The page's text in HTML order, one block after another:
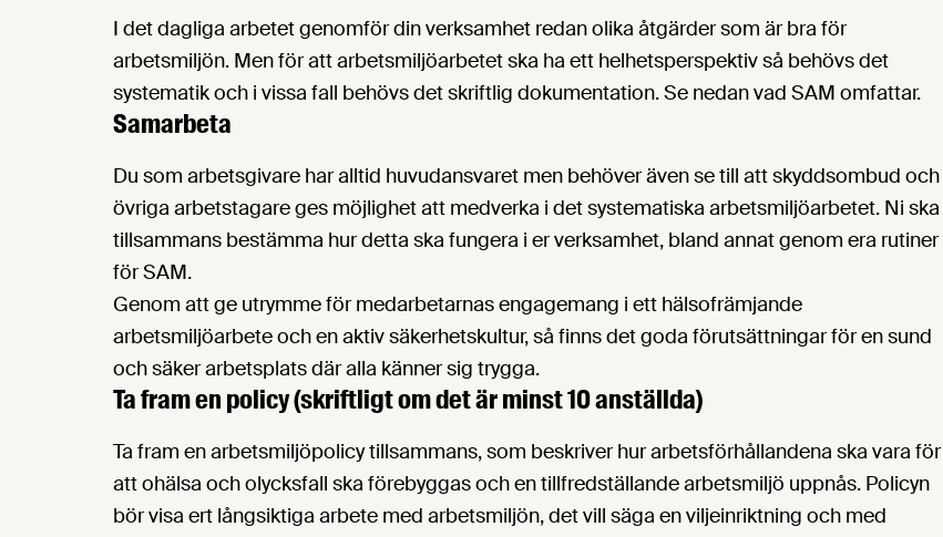
I det dagliga arbetet genomför din verksamhet redan olika åtgärder som är bra för
arbetsmiljön. Men för att arbetsmiljöarbetet ska ha ett helhetsperspektiv så behövs det
systematik och i vissa fall behövs det skriftlig dokumentation. Se nedan vad SAM omfattar.
Samarbeta
Du som arbetsgivare har alltid huvudansvaret men behöver även se till att skyddsombud och
övriga arbetstagare ges möjlighet att medverka i det systematiska arbetsmiljöarbetet. Ni ska
tillsammans bestämma hur detta ska fungera i er verksamhet, bland annat genom era rutiner
för SAM.
Genom att ge utrymme för medarbetarnas engagemang i ett hälsofrämjande
arbetsmiljöarbete och en aktiv säkerhetskultur, så finns det goda förutsättningar för en sund
och säker arbetsplats där alla känner sig trygga.
Ta fram en policy (skriftligt om det är minst 10 anställda)
Ta fram en arbetsmiljöpolicy tillsammans, som beskriver hur arbetsförhållandena ska vara för
att ohälsa och olycksfall ska förebyggas och en tillfredställande arbetsmiljö uppnås. Policyn
bör visa ert långsiktiga arbete med arbetsmiljön, det vill säga en viljeinriktning och med